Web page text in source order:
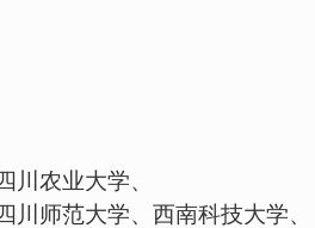
农业大学、
师范大学、西南科技大学、